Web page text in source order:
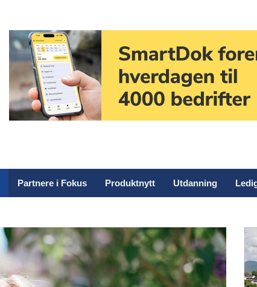
Partnere i Fokus Produktnytt Utdanning